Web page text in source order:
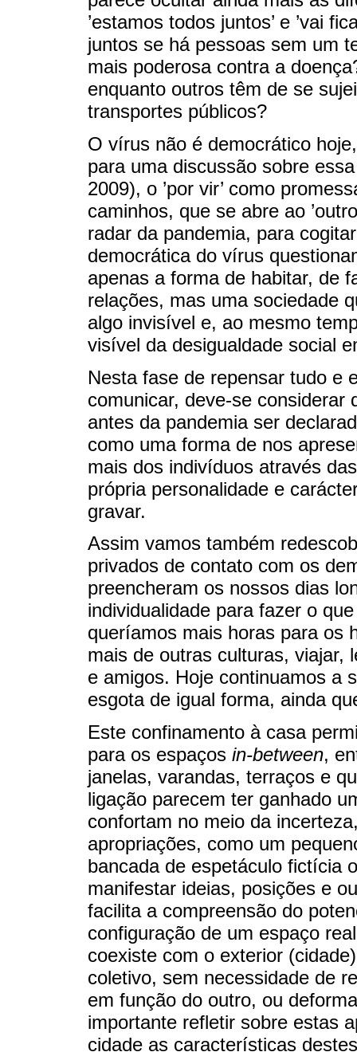
’estamos todos juntos’ e ’vai
juntos se há pessoas sem um
mais poderosa contra a
enquanto outros têm de se
transportes públicos?
O vírus não é democrático
para uma discussão sobre
2009), o ’por vir’ como
caminhos, que se abre ao
radar da pandemia, para
democrática do vírus
apenas a forma de habitar, de
relações, mas uma sociedade
algo invisível e, ao mesmo
visível da desigualdade social
Nesta fase de repensar tudo e
comunicar, deve-se considerar
antes da pandemia ser
como uma forma de nos
mais dos indivíduos através
própria personalidade e
gravar.
Assim vamos também
privados de contato com os
preencheram os nossos dias
individualidade para fazer o
queríamos mais horas para os
mais de outras culturas, viajar,
e amigos. Hoje continuamos a
esgota de igual forma, ainda
Este confinamento à casa
para os espaços in-between,
janelas, varandas, terraços e
ligação parecem ter ganhado
confortam no meio da
apropriações, como um
bancada de espetáculo fictícia
manifestar ideias, posições e
facilita a compreensão do
configuração de um espaço
coexiste com o exterior
coletivo, sem necessidade de
em função do outro, ou
importante refletir sobre estas
cidade as características